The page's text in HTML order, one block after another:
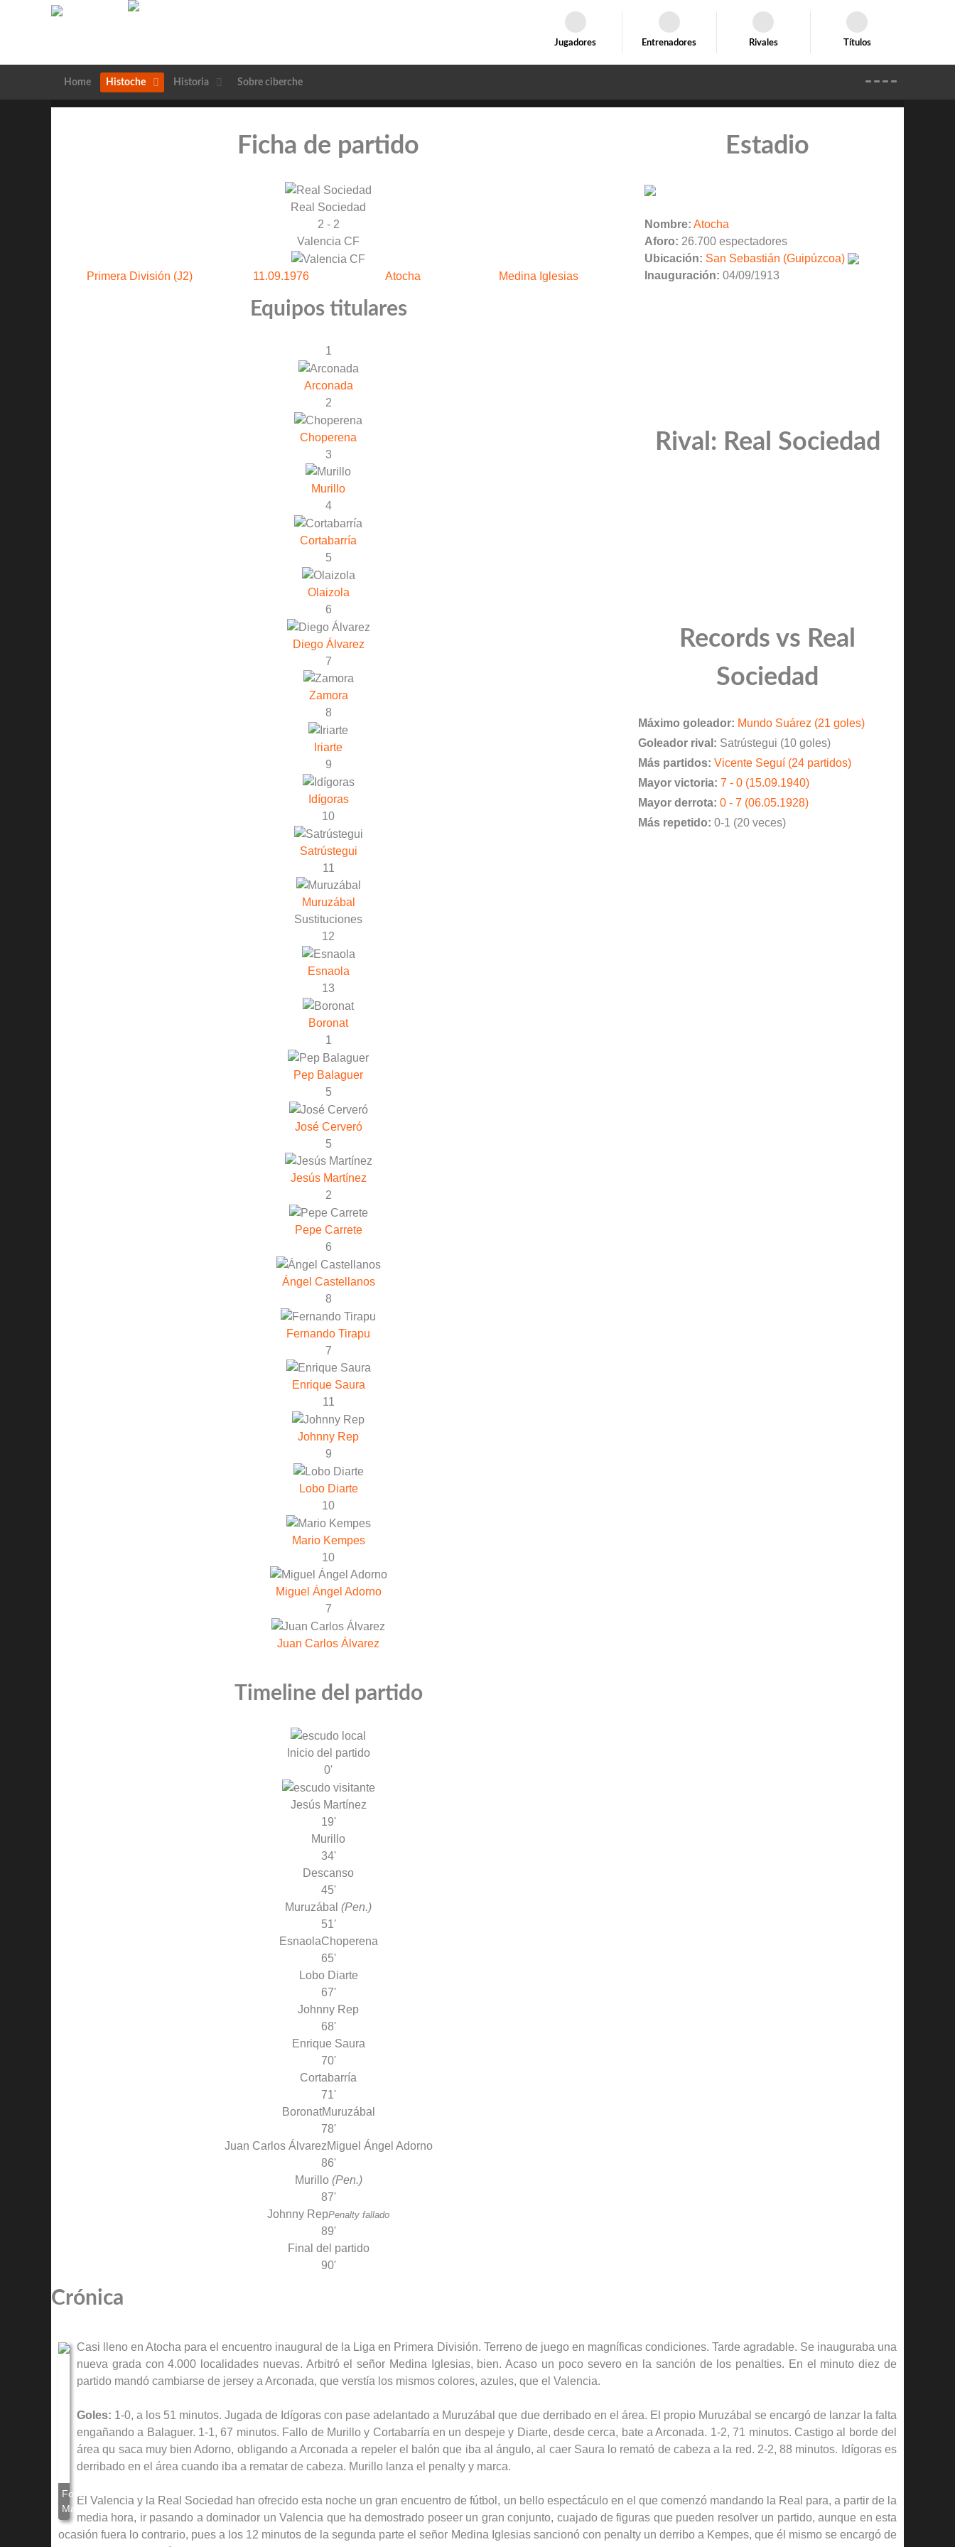
Jugadores Entrenadores Rivales Títulos
Home Histoche Historia Sobre ciberche
Ficha de partido
Real Sociedad
2 - 2
Valencia CF
Primera División (J2) 11.09.1976 Atocha Medina Iglesias
Equipos titulares
1
Arconada
2
Choperena
3
Murillo
4
Cortabarría
5
Olaizola
6
Diego Álvarez
7
Zamora
8
Iriarte
9
Idígoras
10
Satrústegui
11
Muruzábal
Sustituciones
12
Esnaola
13
Boronat
1
Pep Balaguer
5
José Cerveró
5
Jesús Martínez
2
Pepe Carrete
6
Ángel Castellanos
8
Fernando Tirapu
7
Enrique Saura
11
Johnny Rep
9
Lobo Diarte
10
Mario Kempes
10
Miguel Ángel Adorno
7
Juan Carlos Álvarez
Timeline del partido
Inicio del partido
0'
Jesús Martínez
19'
Murillo
34'
Descanso
45'
Muruzábal (Pen.)
51'
EsnaolaChoperena
65'
Lobo Diarte
67'
Johnny Rep
68'
Enrique Saura
70'
Cortabarría
71'
BoronatMuruzábal
78'
Juan Carlos ÁlvarezMiguel Ángel Adorno
86'
Murillo (Pen.)
87'
Johnny RepPenalty fallado
89'
Final del partido
90'
Estadio
Nombre: Atocha
Aforo: 26.700 espectadores
Ubicación: San Sebastián (Guipúzcoa)
Inauguración: 04/09/1913
Rival: Real Sociedad
Records vs Real
Sociedad
Máximo goleador: Mundo Suárez (21 goles)
Goleador rival: Satrústegui (10 goles)
Más partidos: Vicente Seguí (24 partidos)
Mayor victoria: 7 - 0 (15.09.1940)
Mayor derrota: 0 - 7 (06.05.1928)
Más repetido: 0-1 (20 veces)
Crónica
Casi lleno en Atocha para el encuentro inaugural de la Liga en Primera División. Terreno de juego en magníficas condiciones. Tarde agradable. Se inauguraba una
nueva grada con 4.000 localidades nuevas. Arbitró el señor Medina Iglesias, bien. Acaso un poco severo en la sanción de los penalties. En el minuto diez de
partido mandó cambiarse de jersey a Arconada, que verstía los mismos colores, azules, que el Valencia.
Goles: 1-0, a los 51 minutos. Jugada de Idígoras con pase adelantado a Muruzábal que due derribado en el área. El propio Muruzábal se encargó de lanzar la falta
engañando a Balaguer. 1-1, 67 minutos. Fallo de Murillo y Cortabarría en un despeje y Diarte, desde cerca, bate a Arconada. 1-2, 71 minutos. Castigo al borde del
área qu saca muy bien Adorno, obligando a Arconada a repeler el balón que iba al ángulo, al caer Saura lo remató de cabeza a la red. 2-2, 88 minutos. Idígoras es
derribado en el área cuando iba a rematar de cabeza. Murillo lanza el penalty y marca.
El Valencia y la Real Sociedad han ofrecido esta noche un gran encuentro de fútbol, un bello espectáculo en el que comenzó mandando la Real para, a partir de la
media hora, ir pasando a dominador un Valencia que ha demostrado poseer un gran conjunto, cuajado de figuras que pueden resolver un partido, aunque en esta
ocasión fuera lo contrario, pues a los 12 minutos de la segunda parte el señor Medina Iglesias sancionó con penalty un derribo a Kempes, que él mismo se encargó de